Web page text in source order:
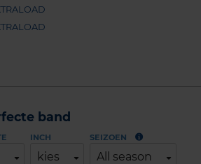
band
INCH
kies
SEIZOEN
All season